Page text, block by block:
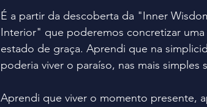
É a partir da descoberta da "Inner
Interior" que poderemos concretizar
estado de graça. Aprendi que na
poderia viver o paraíso, nas mais simples
Aprendi que viver o momento presente,